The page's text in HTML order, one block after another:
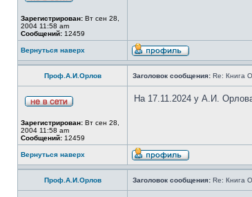
Зарегистрирован: Вт сен 28,
2004 11:58 am
Сообщений: 12459
Вернуться наверх
Проф.А.И.Орлов Заголовок сообщения: Re: Книга
Зарегистрирован: Вт сен 28,
2004 11:58 am
Сообщений: 12459
На 17.11.2024 у А.И.
Вернуться наверх
Проф.А.И.Орлов Заголовок сообщения: Re: Книга